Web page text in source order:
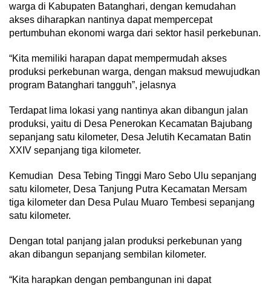
warga di Kabupaten Batanghari, dengan kemudahan
akses diharapkan nantinya dapat mempercepat
pertumbuhan ekonomi warga dari sektor hasil perkebunan.
“Kita memiliki harapan dapat mempermudah akses
produksi perkebunan warga, dengan maksud mewujudkan
program Batanghari tangguh”, jelasnya
Terdapat lima lokasi yang nantinya akan dibangun jalan
produksi, yaitu di Desa Penerokan Kecamatan Bajubang
sepanjang satu kilometer, Desa Jelutih Kecamatan Batin
XXIV sepanjang tiga kilometer.
Kemudian Desa Tebing Tinggi Maro Sebo Ulu sepanjang
satu kilometer, Desa Tanjung Putra Kecamatan Mersam
tiga kilometer dan Desa Pulau Muaro Tembesi sepanjang
satu kilometer.
Dengan total panjang jalan produksi perkebunan yang
akan dibangun sepanjang sembilan kilometer.
“Kita harapkan dengan pembangunan ini dapat